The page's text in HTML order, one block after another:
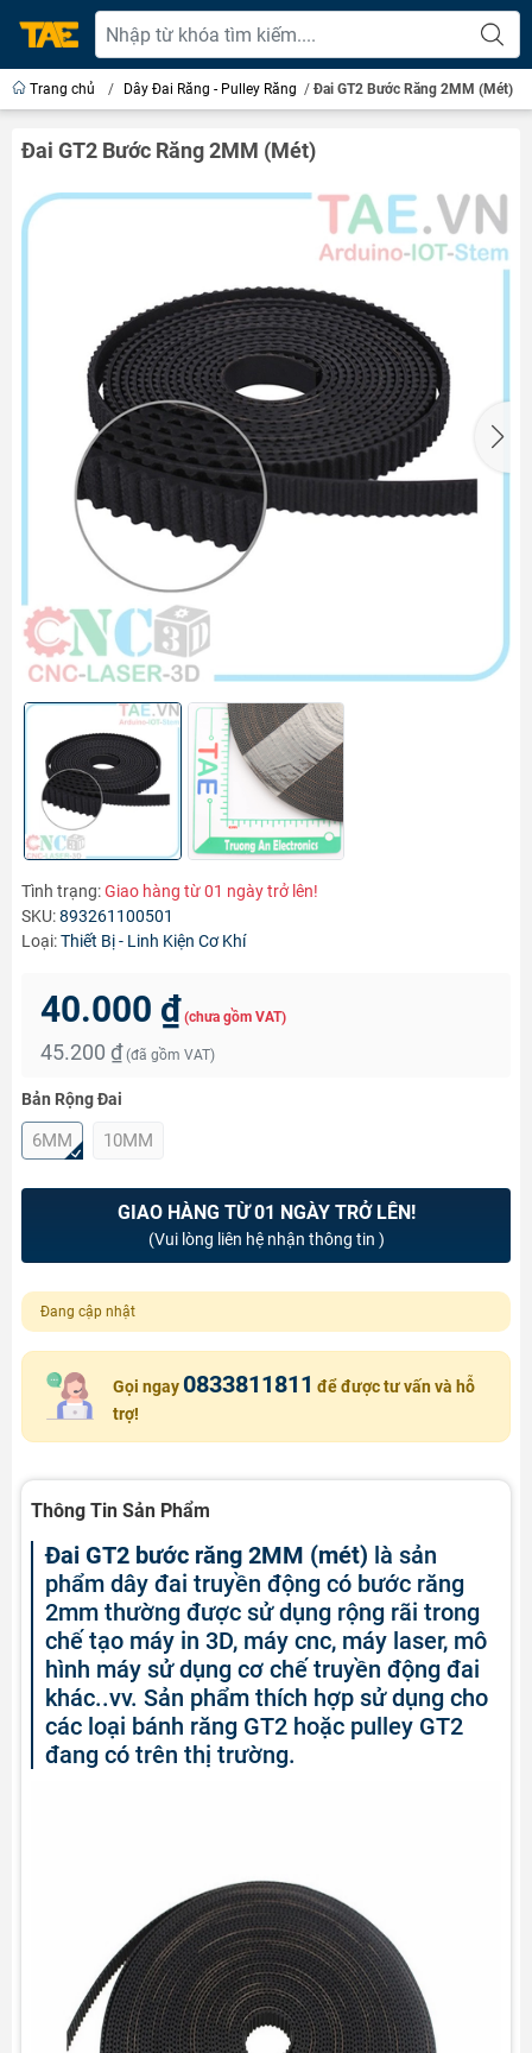
Trang chủ / Dây Đai Răng - Pulley Răng / Đai GT2 Bước Răng 2MM (Mét)
Đai GT2 Bước Răng 2MM (Mét)
Tình trạng:Giao hàng từ 01 ngày trở lên!
SKU:893261100501
Loại:Thiết Bị - Linh Kiện Cơ Khí
40.000 ₫ (chưa gồm VAT)
45.200 ₫ (đã gồm VAT)
Bản Rộng Đai
6MM 10MM
GIAO HÀNG TỪ 01 NGÀY TRỞ LÊN!
(Vui lòng liên hệ nhận thông tin )
Đang cập nhật
Gọi ngay 0833811811 để được tư vấn và hỗ
trợ!
Thông Tin Sản Phẩm
Đai GT2 bước răng 2MM (mét) là sản
phẩm dây đai truyền động có bước răng
2mm thường được sử dụng rộng rãi trong
chế tạo máy in 3D, máy cnc, máy laser, mô
hình máy sử dụng cơ chế truyền động đai
khác..vv. Sản phẩm thích hợp sử dụng cho
các loại bánh răng GT2 hoặc pulley GT2
đang có trên thị trường.